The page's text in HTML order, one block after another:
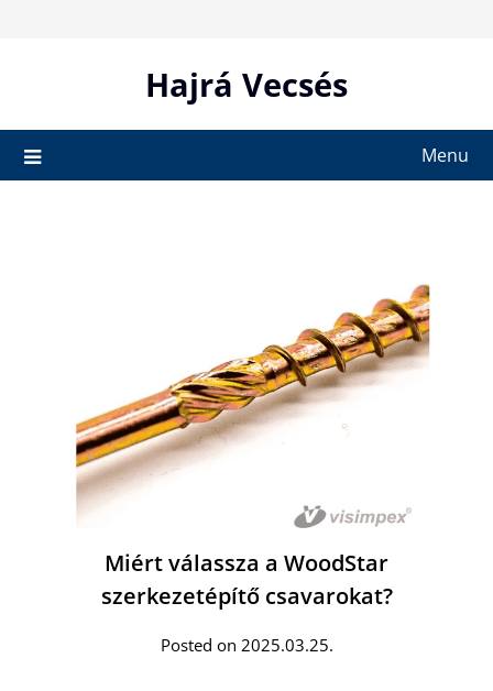
Hajrá Vecsés
Menu
Miért válassza a WoodStar
szerkezetépítő csavarokat?
Posted on 2025.03.25.